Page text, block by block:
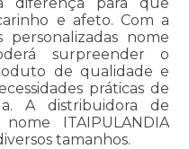
e afeto. Com a
personalizadas nome
surpreender o
de qualidade e
práticas de
A distribuidora de
ITAIPULANDIA
tamanhos.